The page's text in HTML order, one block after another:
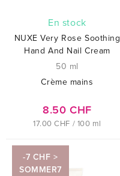
En stock
NUXE Very Rose Soothing
Hand And Nail Cream
50 ml
Crème mains
8.50 CHF
17.00 CHF / 100 ml
-7 CHF >
SOMMER7